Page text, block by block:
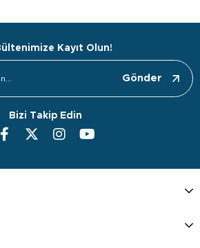
Kayıt Olun!
Gönder
Bizi Takip Edin